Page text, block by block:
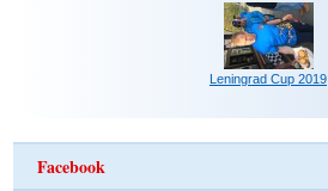
Leningrad Cup 2019
Facebook